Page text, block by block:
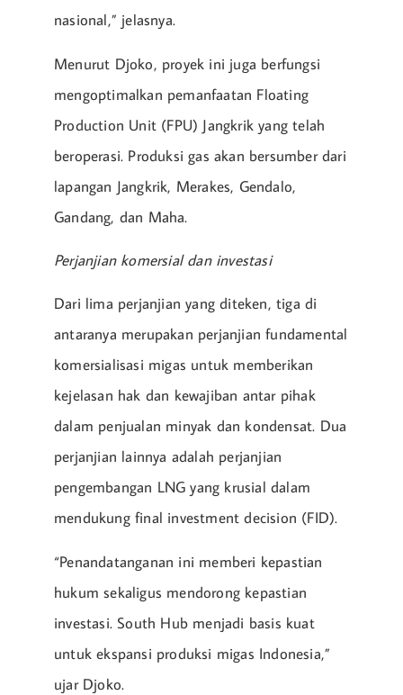
nasional,” jelasnya.
Menurut Djoko, proyek ini juga berfungsi
mengoptimalkan pemanfaatan Floating
Production Unit (FPU) Jangkrik yang telah
beroperasi. Produksi gas akan bersumber dari
lapangan Jangkrik, Merakes, Gendalo,
Gandang, dan Maha.
Perjanjian komersial dan investasi
Dari lima perjanjian yang diteken, tiga di
antaranya merupakan perjanjian fundamental
komersialisasi migas untuk memberikan
kejelasan hak dan kewajiban antar pihak
dalam penjualan minyak dan kondensat. Dua
perjanjian lainnya adalah perjanjian
pengembangan LNG yang krusial dalam
mendukung final investment decision (FID).
“Penandatanganan ini memberi kepastian
hukum sekaligus mendorong kepastian
investasi. South Hub menjadi basis kuat
untuk ekspansi produksi migas Indonesia,”
ujar Djoko.